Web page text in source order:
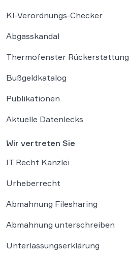
KI-Verordnungs-Checker
Abgasskandal
Thermofenster Rückerstattung
Bußgeldkatalog
Publikationen
Aktuelle Datenlecks
Wir vertreten Sie
IT Recht Kanzlei
Urheberrecht
Abmahnung Filesharing
Abmahnung unterschreiben
Unterlassungserklärung